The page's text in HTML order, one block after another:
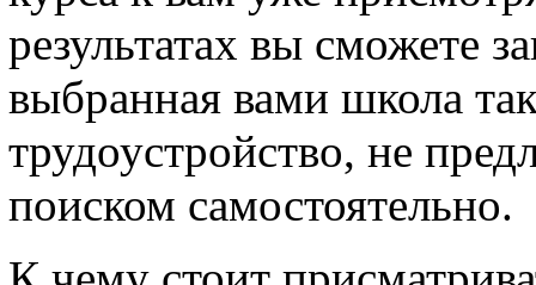
результатах вы сможете
выбранная вами школа
трудоустройство, не
поиском самостоятельно.